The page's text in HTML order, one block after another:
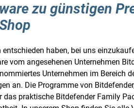
zu günstigen
entschieden haben, bei uns
vom angesehenen Unternehmen
Unternehmen im Bereich
an. Die Programme von
das praktische Bitdefender Family